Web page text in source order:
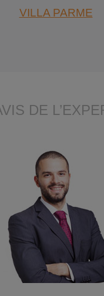
VILLA PARME
DE